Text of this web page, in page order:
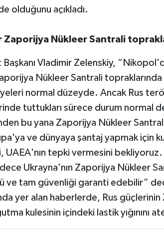
olduğunu açıkladı.
Zaporijya Nükleer Santrali
Vladimir Zelenskiy,
Nükleer Santrali topraklarında
normal düzeyde. Ancak Rus
tuttukları sürece durum normal
bu yana Zaporijya Nükleer
ve dünyaya şantaj yapmak için
UAEA'nın tepki vermesini
Ukrayna'nın Zaporijya Nükleer
ve tam güvenliği garanti edebilir”
yer alan haberlerde, Rus
kulesinin içindeki lastik yığınını